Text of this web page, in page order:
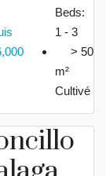
Beds:
1 - 3
> 50
m²
Cultivé